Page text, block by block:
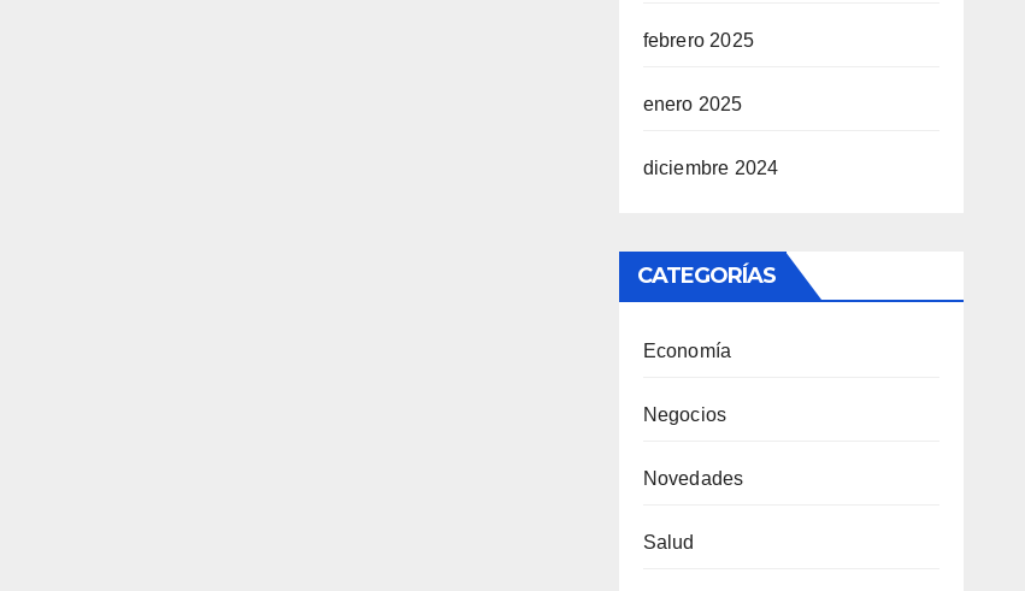
febrero 2025
enero 2025
diciembre 2024
CATEGORÍAS
Economía
Negocios
Novedades
Salud